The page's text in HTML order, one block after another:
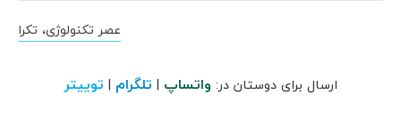
عصر تکنولوژی، تکرا
ارسال برای دوستان در: واتساپ | تلگرام | توییتر